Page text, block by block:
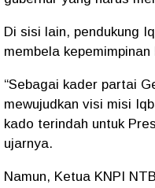
Di sisi lain, pendukung
membela kepemimpinan
“Sebagai kader partai
mewujudkan visi misi
kado terindah untuk
ujarnya.
Namun, Ketua KNPI